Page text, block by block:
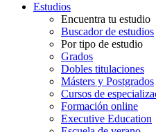
Estudios
Encuentra tu estudio
Buscador de estudios
Por tipo de estudio
Grados
Dobles titulaciones
Másters y Postgrados
Cursos de
Formación online
Executive Education